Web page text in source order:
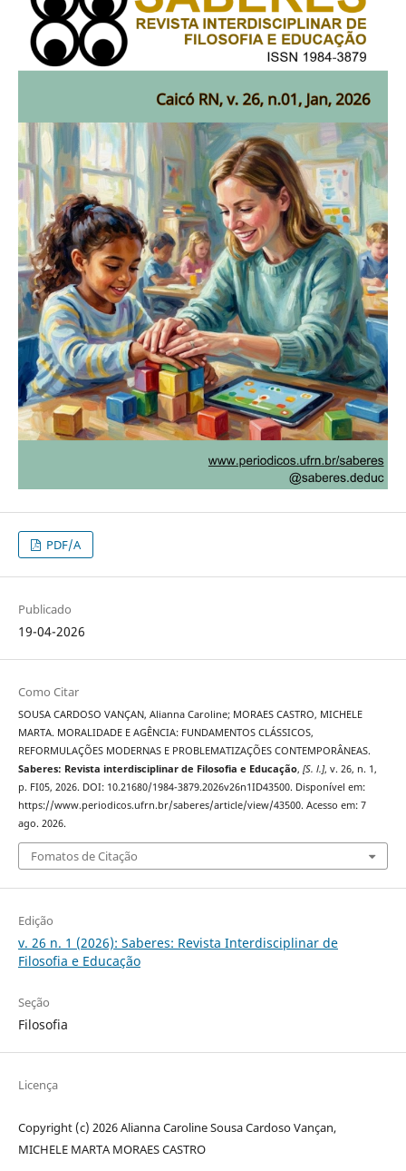
PDF/A
Publicado
19-04-2026
Como Citar
SOUSA CARDOSO VANÇAN, Alianna Caroline; MORAES CASTRO, MICHELE
MARTA. MORALIDADE E AGÊNCIA: FUNDAMENTOS CLÁSSICOS,
REFORMULAÇÕES MODERNAS E PROBLEMATIZAÇÕES CONTEMPORÂNEAS.
Saberes: Revista interdisciplinar de Filosofia e Educação, [S. l.], v. 26, n. 1,
p. FI05, 2026. DOI: 10.21680/1984-3879.2026v26n1ID43500. Disponível em:
https://www.periodicos.ufrn.br/saberes/article/view/43500. Acesso em: 7
ago. 2026.
Fomatos de Citação
Edição
v. 26 n. 1 (2026): Saberes: Revista Interdisciplinar de
Filosofia e Educação
Seção
Filosofia
Licença
Copyright (c) 2026 Alianna Caroline Sousa Cardoso Vançan,
MICHELE MARTA MORAES CASTRO